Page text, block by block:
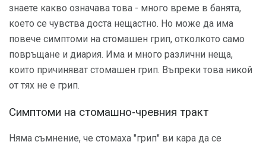
знаете какво означава това - много време в банята,
което се чувства доста нещастно. Но може да има
повече симптоми на стомашен грип, отколкото само
повръщане и диария. Има и много различни неща,
които причиняват стомашен грип. Въпреки това никой
от тях не е грип.
Симптоми на стомашно-чревния тракт
Няма съмнение, че стомаха "грип" ви кара да се